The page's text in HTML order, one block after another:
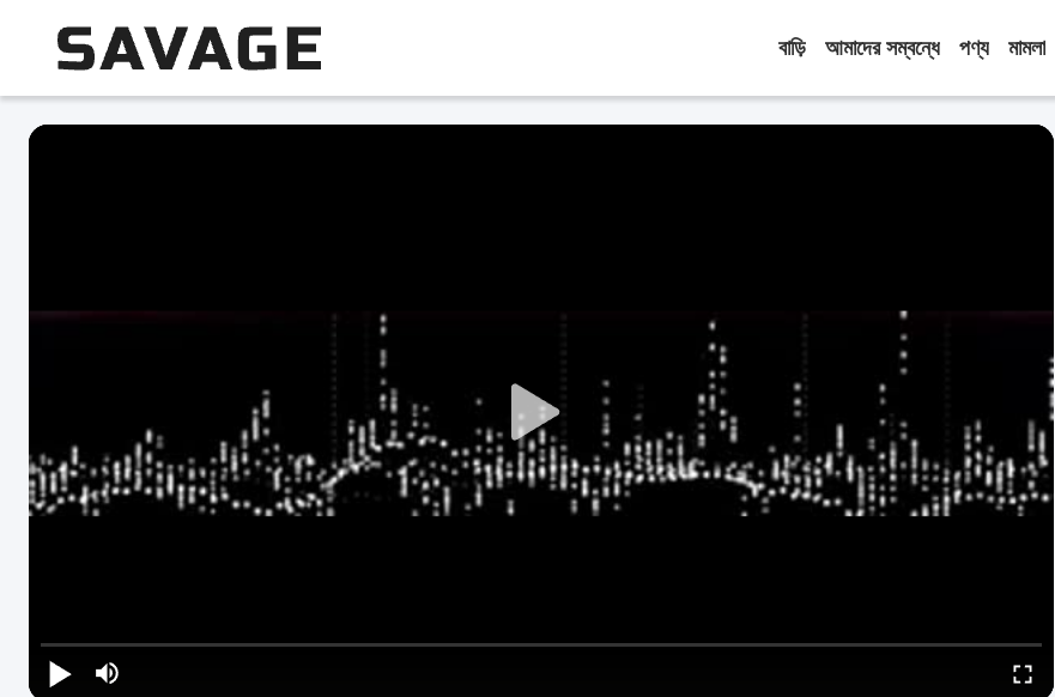
বাড়ি আমাদের সম্বন্ধে পণ্য মামলা